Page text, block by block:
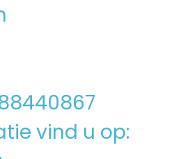
vind u op: